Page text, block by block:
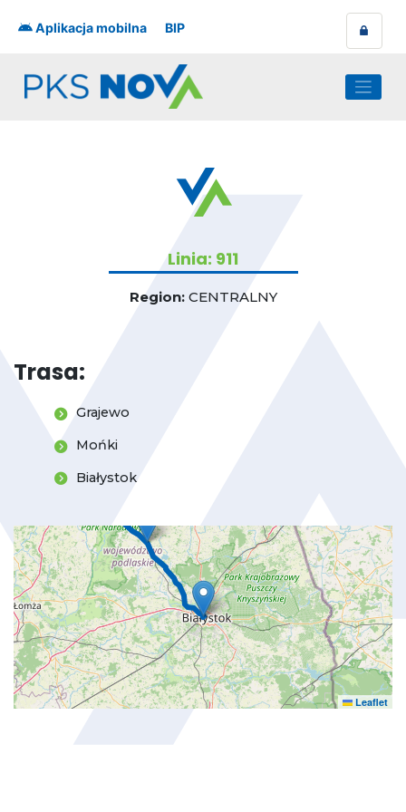
Aplikacja mobilna BIP
Linia: 911
Region:CENTRALNY
Trasa:
Grajewo
Mońki
Białystok
Leaflet